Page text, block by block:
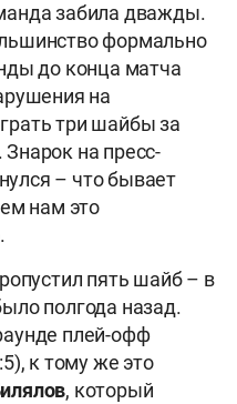
забила дважды.
формально
до конца матча
на
три шайбы за
на пресс-
– что бывает
нам это
пять шайб – в
полгода назад.
плей-офф
к тому же это
, который